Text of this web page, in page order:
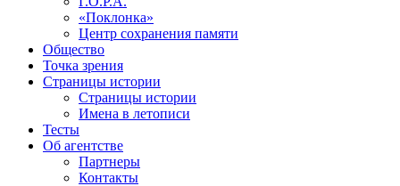
«Поклонка»
Центр сохранения памяти
Общество
Точка зрения
Страницы истории
Страницы истории
Имена в летописи
Тесты
Об агентстве
Партнеры
Контакты